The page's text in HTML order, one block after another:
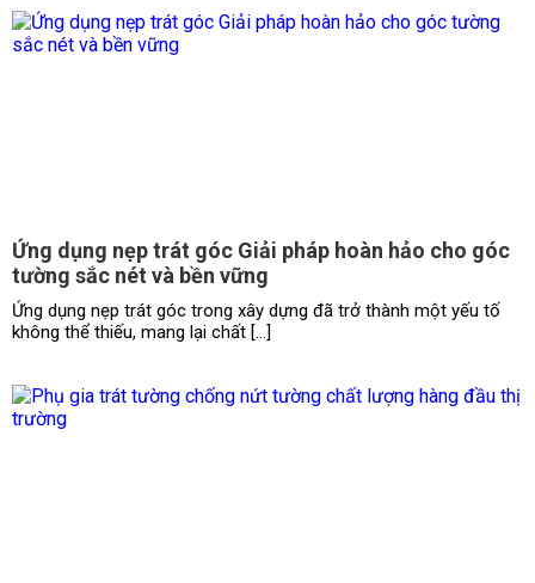
Ứng dụng nẹp trát góc Giải pháp hoàn hảo cho góc
tường sắc nét và bền vững
Ứng dụng nẹp trát góc trong xây dựng đã trở thành một yếu tố
không thể thiếu, mang lại chất […]